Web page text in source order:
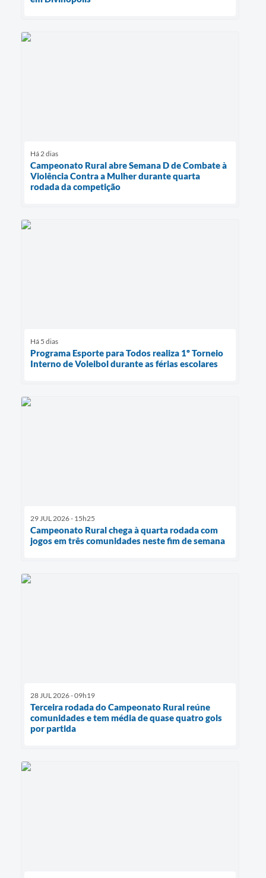
Há 2 dias
Campeonato Rural abre Semana D de Combate à
Violência Contra a Mulher durante quarta
rodada da competição
Há 5 dias
Programa Esporte para Todos realiza 1º Torneio
Interno de Voleibol durante as férias escolares
29 JUL 2026 - 15h25
Campeonato Rural chega à quarta rodada com
jogos em três comunidades neste fim de semana
28 JUL 2026 - 09h19
Terceira rodada do Campeonato Rural reúne
comunidades e tem média de quase quatro gols
por partida